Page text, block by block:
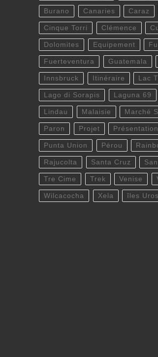
Burano Canaries Caraz
Cinque Torri Clémence
Dolomites Equipement
Fuerteventura Guatemala
Innsbruck Itinéraire Lac
Lago di Sorapis Laguna 69
Lindau Malaisie Marché
Paron Projet Présentation
Punta Union Pérou
Rajucolta Santa Cruz
Tre Cime Trek Venise
Wilcacocha Xela îles Uros